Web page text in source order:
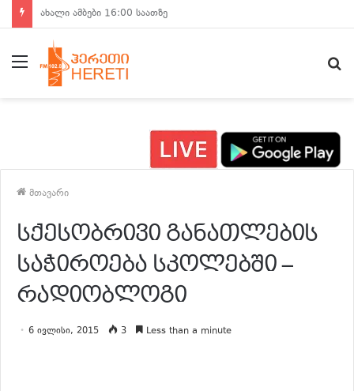
ახალი ამბები 15:00 საათზე
მენიუ
მთავარი
სქესობრივი განათლების
საჭიროება სკოლებში –
რადიობლოგი
6 ივლისი, 2015 3 Less than a minute